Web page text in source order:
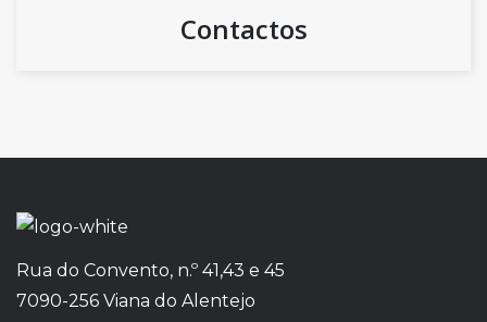
Contactos
Rua do Convento, n.º 41,43 e 45
7090-256 Viana do Alentejo